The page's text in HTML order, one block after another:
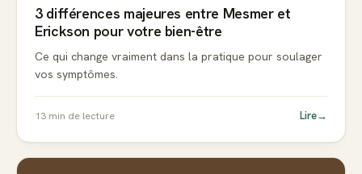
3 différences majeures entre Mesmer et
Erickson pour votre bien-être
Ce qui change vraiment dans la pratique pour soulager
vos symptômes.
13 min de lecture Lire→